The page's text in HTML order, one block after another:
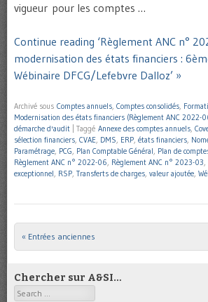
vigueur pour les comptes …
Continue reading ‘Règlement ANC n°
modernisation des états financiers :
Wébinaire DFCG/Lefebvre Dalloz’ »
Archivé sous Comptes annuels, Comptes consolidés,
Modernisation des états financiers (Règlement ANC 2022-
démarche d'audit
Taggé Annexe des comptes annuels,
sélection financiers, CVAE, DMS, ERP, états financiers,
Paramétrage, PCG, Plan Comptable Général, Plan de
Règlement ANC n° 2022-06, Règlement ANC n° 2023-03,
exceptionnel, RSP, Transferts de charges, valeur ajoutée,
Post navigation
« Entrées anciennes
Chercher sur A&SI…
Search